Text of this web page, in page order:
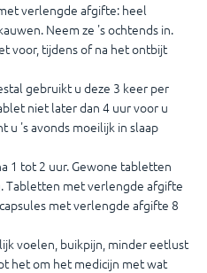
verlengde afgifte: heel
Neem ze 's ochtends in.
voor, tijdens of na het ontbijt
gebruikt u deze 3 keer per
niet later dan 4 uur voor u
u 's avonds moeilijk in slaap
1 tot 2 uur. Gewone tabletten
Tabletten met verlengde afgifte
met verlengde afgifte 8
voelen, buikpijn, minder eetlust
het om het medicijn met wat